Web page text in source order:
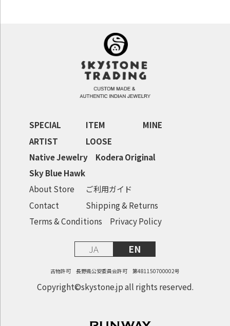
SPECIAL ITEM
MINE
ARTIST
LOOSE
Native Jewelry
Kodera Original
Sky Blue Hawk
About Store
ご利用ガイド
Contact
Shipping & Returns
Terms & Conditions
Privacy Policy
JA EN
古物許可 長野県公安委員会許可 第481150700002号
Copyright©skystone.jp all rights reserved.